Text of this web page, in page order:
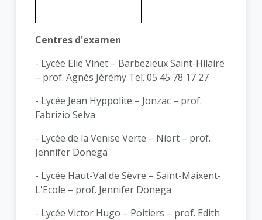
Centres d'examen
- Lycée Elie Vinet – Barbezieux Saint-Hilaire
– prof. Agnès Jérémy Tel. 05 45 78 17 27
- Lycée Jean Hyppolite – Jonzac – prof.
Fabrizio Selva
- Lycée de la Venise Verte – Niort – prof.
Jennifer Donega
- Lycée Haut-Val de Sèvre – Saint-Maixent-
L'Ecole – prof. Jennifer Donega
- Lycée Victor Hugo – Poitiers – prof. Edith